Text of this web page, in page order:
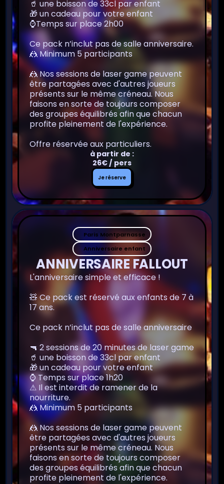
🥤 une boisson de 33cl par enfant
🎁 un cadeau pour votre enfant
⌚️Temps sur place 2h00
Ce pack n’inclut pas de salle anniversaire.
🤼 Minimum 5 participants
🤼 Nos sessions de laser game peuvent
être partagées avec d'autres joueurs
présents sur le même créneau. Nous
faisons en sorte de toujours composer
des groupes équilibrés afin que chacun
profite pleinement de l'expérience.
Offre réservée aux particuliers.
à partir de :
26€ / pers
Je
réserve
Je réserve
Paris Montparnasse
Anniversaire enfant
ANNIVERSAIRE FALLOUT
L'anniversaire simple et efficace !
🧸 Ce pack est réservé aux enfants de 7 à
17 ans.
Ce pack n’inclut pas de salle anniversaire
🔫 2 sessions de 20 minutes de laser game
🥤 une boisson de 33cl par enfant
🎁 un cadeau pour votre enfant
⌚️ Temps sur place 1h20
⚠ Il est interdit de ramener de la
nourriture.
🤼 Minimum 5 participants
🤼 Nos sessions de laser game peuvent
être partagées avec d'autres joueurs
présents sur le même créneau. Nous
faisons en sorte de toujours composer
des groupes équilibrés afin que chacun
profite pleinement de l'expérience.